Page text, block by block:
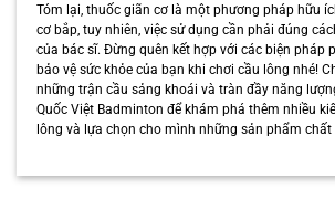
Tóm lại, thuốc giãn cơ là một phương pháp hữu
cơ bắp, tuy nhiên, việc sử dụng cần phải đúng
của bác sĩ. Đừng quên kết hợp với các biện pháp
bảo vệ sức khỏe của bạn khi chơi cầu lông nhé!
những trận cầu sảng khoái và tràn đầy năng
Quốc Việt Badminton để khám phá thêm nhiều
lông và lựa chọn cho mình những sản phẩm chất